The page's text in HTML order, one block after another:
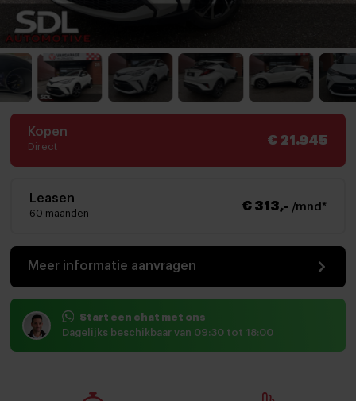
Leasen
60 maanden
€ 313,- /mnd*
Kopen
Direct
€ 21.945
Meer informatie aanvragen
Start een chat met ons
Dagelijks beschikbaar van 09:30 tot 18:00